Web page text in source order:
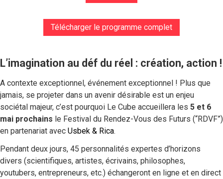
Télécharger le programme complet
L’imagination au déf du réel : création, action !
A contexte exceptionnel, événement exceptionnel ! Plus que
jamais, se projeter dans un avenir désirable est un enjeu
sociétal majeur, c’est pourquoi Le Cube accueillera les 5 et 6
mai prochains le Festival du Rendez-Vous des Futurs (“RDVF”)
en partenariat avec Usbek & Rica.
Pendant deux jours, 45 personnalités expertes d’horizons
divers (scientifiques, artistes, écrivains, philosophes,
youtubers, entrepreneurs, etc.) échangeront en ligne et en direct